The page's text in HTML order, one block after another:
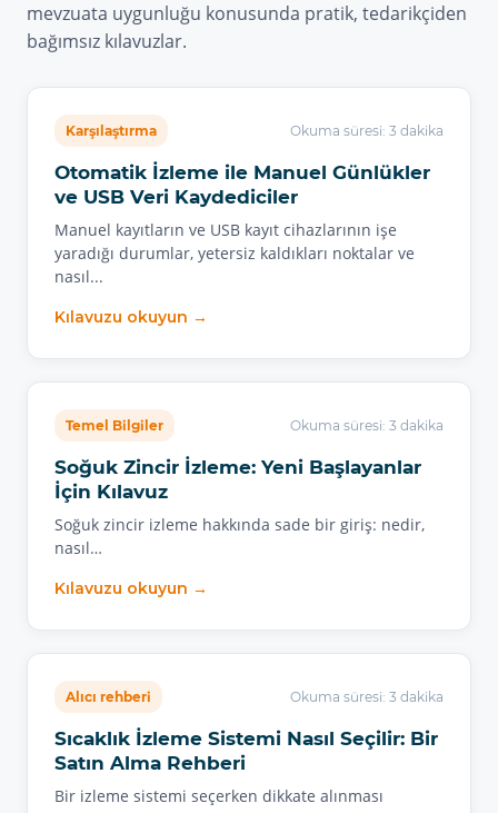
mevzuata uygunluğu konusunda pratik, tedarikçiden
bağımsız kılavuzlar.
Karşılaştırma Okuma süresi: 3 dakika
Otomatik İzleme ile Manuel Günlükler
ve USB Veri Kaydediciler
Manuel kayıtların ve USB kayıt cihazlarının işe
yaradığı durumlar, yetersiz kaldıkları noktalar ve
nasıl...
Kılavuzu okuyun →
Temel Bilgiler Okuma süresi: 3 dakika
Soğuk Zincir İzleme: Yeni Başlayanlar
İçin Kılavuz
Soğuk zincir izleme hakkında sade bir giriş: nedir,
nasıl…
Kılavuzu okuyun →
Alıcı rehberi Okuma süresi: 3 dakika
Sıcaklık İzleme Sistemi Nasıl Seçilir: Bir
Satın Alma Rehberi
Bir izleme sistemi seçerken dikkate alınması